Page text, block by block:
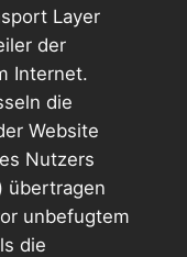
Layer
der
Internet.
die
Website
Nutzers
übertragen
unbefugtem
die